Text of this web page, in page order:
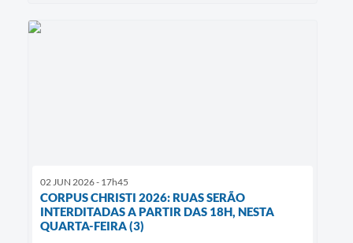
02 JUN 2026 - 17h45
CORPUS CHRISTI 2026: RUAS SERÃO
INTERDITADAS A PARTIR DAS 18H, NESTA
QUARTA-FEIRA (3)